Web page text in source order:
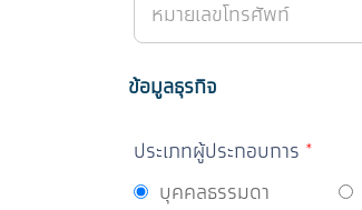
ข้อมูลธุรกิจ
ประเภทผู้ประกอบการ *
บุคคลธรรมดา